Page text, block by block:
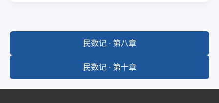
民数记 · 第八章
民数记 · 第十章